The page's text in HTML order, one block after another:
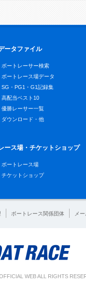
ータファイル
ボートレーサー検索
ボートレース場データ
SG・PG1・G1記録集
高配当ベスト10
優勝レーサー一覧
ダウンロード・他
ース場・チケットショップ
ボートレース場
チケットショップ
ボートレース関係団体 メ
WEB ALL RIGHTS